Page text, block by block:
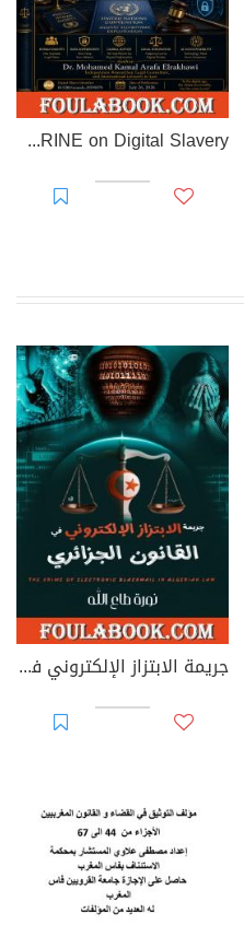
EL-RAKHAWI DOCTRINE on Digital Slavery
جريمة الابتزاز الإلكتروني في القانون الجزائري